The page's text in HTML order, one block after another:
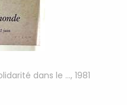
dans le ..., 1981